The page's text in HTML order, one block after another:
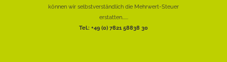
können wir selbstverständlich die Mehrwert-Steuer
erstatten......
Tel.: +49 (0) 7821 58838 30